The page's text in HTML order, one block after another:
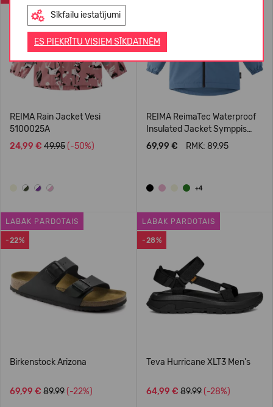
Sīkfailu iestatījumi
ES PIEKRĪTU VISIEM SĪKDATNĒM
REIMA Rain Jacket Vesi
5100025A
24,99 € 49.95 (-50%)
REIMA ReimaTec Waterproof
Insulated Jacket Symppis
5100045B
69,99 € RMK: 89.95
+4
-22%
LABĀK PĀRDOTAIS
Birkenstock Arizona
69,99 € 89.99 (-22%)
-28%
LABĀK PĀRDOTAIS
Teva Hurricane XLT3 Men's
64,99 € 89.99 (-28%)